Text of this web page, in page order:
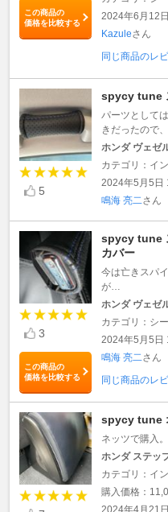
この商品の
価格を比較する
2024年6月12
Kazuleさん
同じ商品のレ
5
spycy tune
パーツとして
きだったので
ホンダ ヴェゼ
カテゴリ：イ
2024年5月5日
鳴海 亮二 さん
3
この商品の
価格を比較する
spycy tune
カバー
今は亡きスパ
が…
ホンダ ヴェゼ
カテゴリ：シ
2024年5月5日
鳴海 亮二 さん
同じ商品のレ
spycy tune
ネッツで購入。
ホンダ ステッ
カテゴリ：イ
購入価格：
2024年4月21